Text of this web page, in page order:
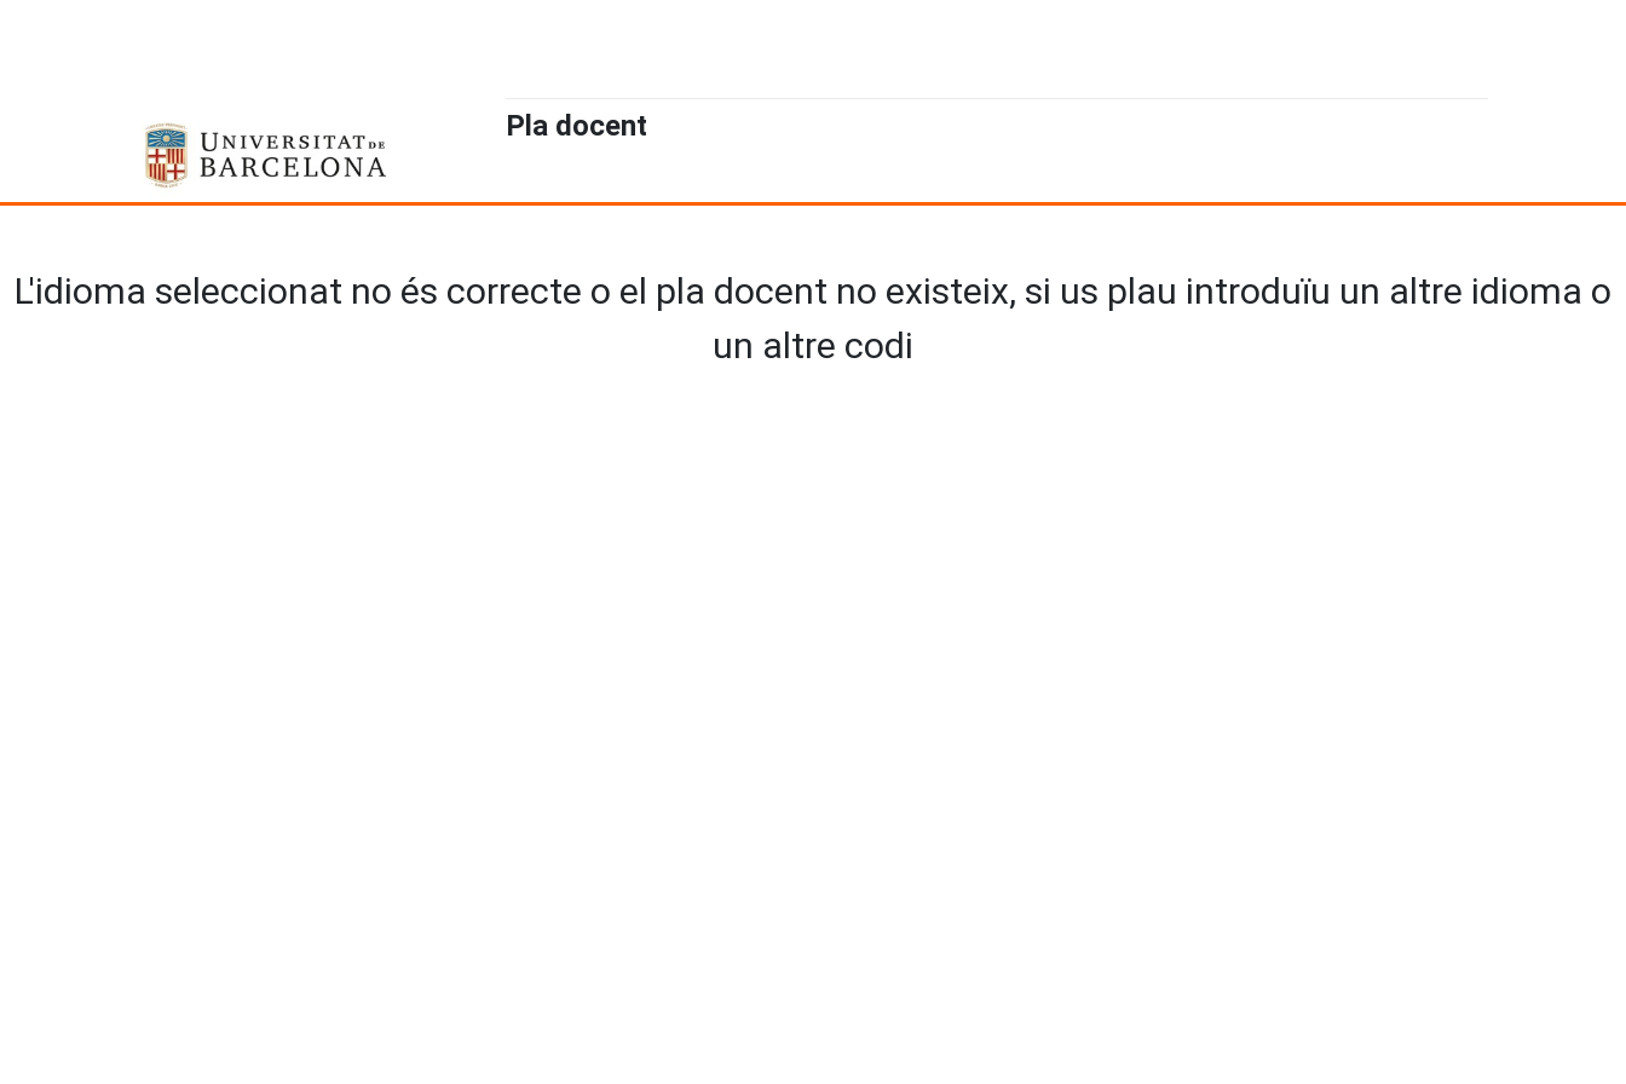
Pla docent
L'idioma seleccionat no és correcte o el pla docent no existeix, si us plau introduïu un altre idioma o
un altre codi